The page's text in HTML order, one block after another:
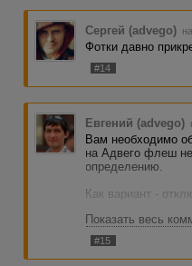
Сергей (advego)
Фотки давно
#14
Евгений (advego)
Вам необходимо
на Адвего флеш
определению.
Как вариант -
На будущее - по
данные о
Показать весь
#15